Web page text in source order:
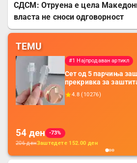
СДСМ: Отруена е цела
власта не сноси одговорност
TEMU
#1 Најпродаван артикл
Сет од 5 парчиња
прекривка за
додатоци за заштита
батерија, за
4.8 ( 10276)
54 ден
-73%
206денЗаштедете 152.00 ден